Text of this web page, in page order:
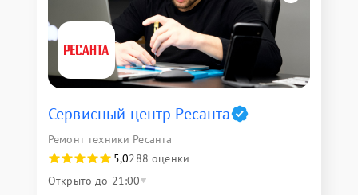
Сервисный центр Ресанта
Ремонт техники Ресанта
5,0288 оценки
Открыто до 21:00